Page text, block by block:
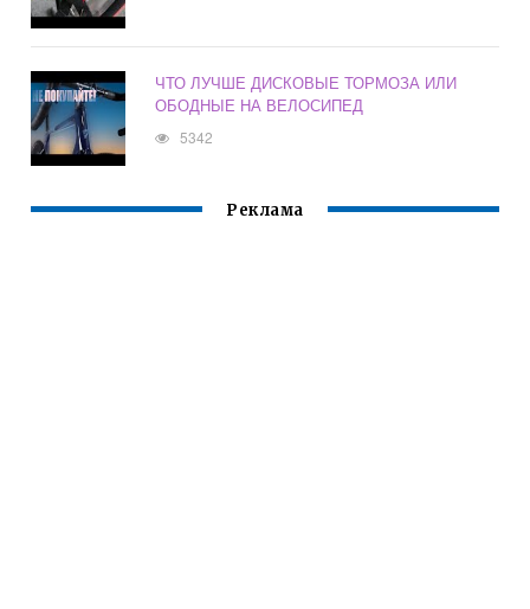
ЧТО ЛУЧШЕ ДИСКОВЫЕ ТОРМОЗА ИЛИ
ОБОДНЫЕ НА ВЕЛОСИПЕД
5342
Реклама